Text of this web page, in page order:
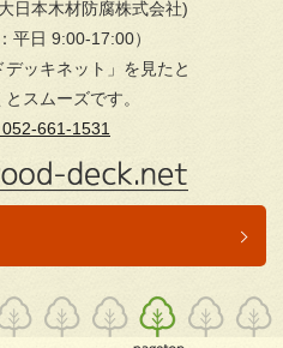
日本木材防腐株式会社)
平日 9:00-17:00）
ッキネット」を見たと
スムーズです。
661-1531